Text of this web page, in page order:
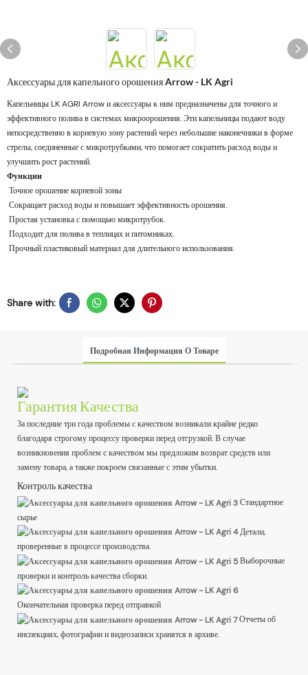
Аксессуары для капельного орошения Arrow - LK Agri
Капельницы LK AGRI Arrow и аксессуары к ним предназначены для точного и
эффективного полива в системах микроорошения. Эти капельницы подают воду
непосредственно в корневую зону растений через небольшие наконечники в форме
стрелы, соединенные с микротрубками, что помогает сократить расход воды и
улучшить рост растений.
Функции
Точное орошение корневой зоны
Сокращает расход воды и повышает эффективность орошения.
Простая установка с помощью микротрубок.
Подходит для полива в теплицах и питомниках.
Прочный пластиковый материал для длительного использования.
Share with:
Подробная Информация О Товаре
Гарантия Качества
За последние три года проблемы с качеством возникали крайне редко
благодаря строгому процессу проверки перед отгрузкой. В случае
возникновения проблем с качеством мы предложим возврат средств или
замену товара, а также покроем связанные с этим убытки.
Контроль качества
Стандартное
сырье
Детали,
проверенные в процессе производства.
Выборочные
проверки и контроль качества сборки.
Окончательная проверка перед отправкой
Отчеты об
инспекциях, фотографии и видеозаписи хранятся в архиве.